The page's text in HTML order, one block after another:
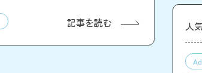
記事を読む 人